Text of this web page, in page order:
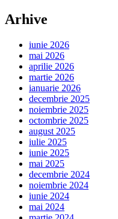
Arhive
iunie 2026
mai 2026
aprilie 2026
martie 2026
ianuarie 2026
decembrie 2025
noiembrie 2025
octombrie 2025
august 2025
iulie 2025
iunie 2025
mai 2025
decembrie 2024
noiembrie 2024
iunie 2024
mai 2024